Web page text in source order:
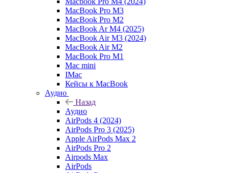
MacBook Pro M3
MacBook Pro M2
MacBook Ar M4 (2025)
MacBook Air M3 (2024)
MacBook Air M2
MacBook Pro M1
Mac mini
IMac
Кейсы к MacBook
Аудио
Назад
Аудио
AirPods 4 (2024)
AirPods Pro 3 (2025)
Apple AirPods Max 2
AirPods Pro 2
Airpods Max
AirPods